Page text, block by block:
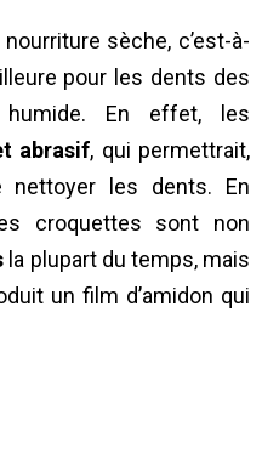
sèche, c’est-à-
pour les dents des
En effet, les
abrasif, qui permettrait,
nettoyer les dents. En
croquettes sont non
la plupart du temps, mais
un film d’amidon qui